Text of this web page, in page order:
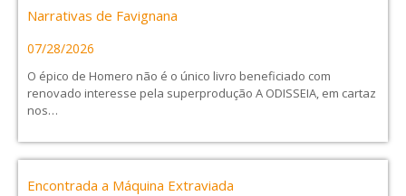
Narrativas de Favignana
07/28/2026
O épico de Homero não é o único livro beneficiado com
renovado interesse pela superprodução A ODISSEIA, em cartaz
nos…
Encontrada a Máquina Extraviada